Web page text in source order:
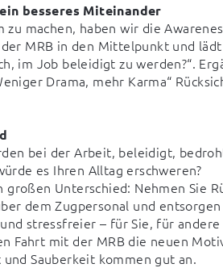
besseres Miteinander
machen, haben wir die
MRB in den Mittelpunkt und
im Job beleidigt zu werden?“.
Drama, mehr Karma“
bei der Arbeit, beleidigt,
es Ihren Alltag erschweren?
großen Unterschied: Nehmen Sie
dem Zugpersonal und
stressfreier – für Sie, für andere
Fahrt mit der MRB die neuen
Sauberkeit kommen gut an.